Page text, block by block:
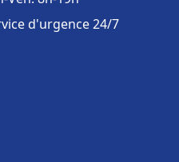
d'urgence 24/7